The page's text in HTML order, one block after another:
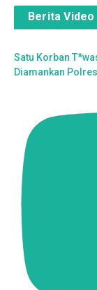
Berita Video
Satu Korban
Diamankan